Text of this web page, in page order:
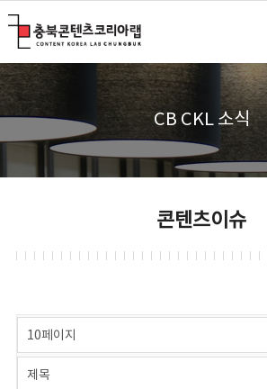
CB CKL 소식
콘텐츠이슈